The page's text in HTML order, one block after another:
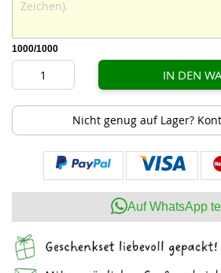
1000/1000
IN DEN
Nicht genug auf Lager?
Auf WhatsApp